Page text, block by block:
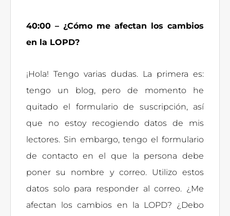
40:00 – ¿Cómo me afectan los cambios
en la LOPD?
¡Hola! Tengo varias dudas. La primera es:
tengo un blog, pero de momento he
quitado el formulario de suscripción, así
que no estoy recogiendo datos de mis
lectores. Sin embargo, tengo el formulario
de contacto en el que la persona debe
poner su nombre y correo. Utilizo estos
datos solo para responder al correo. ¿Me
afectan los cambios en la LOPD? ¿Debo